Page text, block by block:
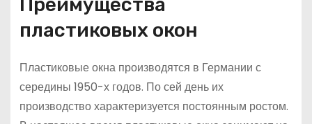
пластиковых окон
Пластиковые окна производятся в Германии с
середины 1950-х годов. По сей день их
производство характеризуется постоянным ростом.